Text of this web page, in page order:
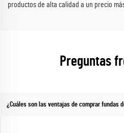
productos de alta calidad a un precio
Preguntas
¿Cuáles son las ventajas de comprar fundas